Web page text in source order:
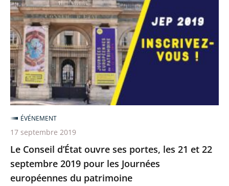
d’État
ouvre
ses
portes,
les
21
et
22
septembre
2019
pour
les
Journées
Le Conseil d’État ouvre ses portes, les 21 et 22
septembre 2019 pour les Journées
européennes du patrimoine
ÉVÉNEMENT
17 septembre 2019